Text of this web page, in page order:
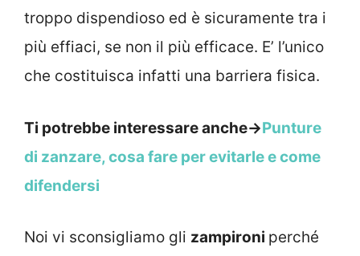
troppo dispendioso ed è sicuramente tra i
più effiaci, se non il più efficace. E’ l’unico
che costituisca infatti una barriera fisica.
Ti potrebbe interessare anche->Punture
di zanzare, cosa fare per evitarle e come
difendersi
Noi vi sconsigliamo gli zampironi perché